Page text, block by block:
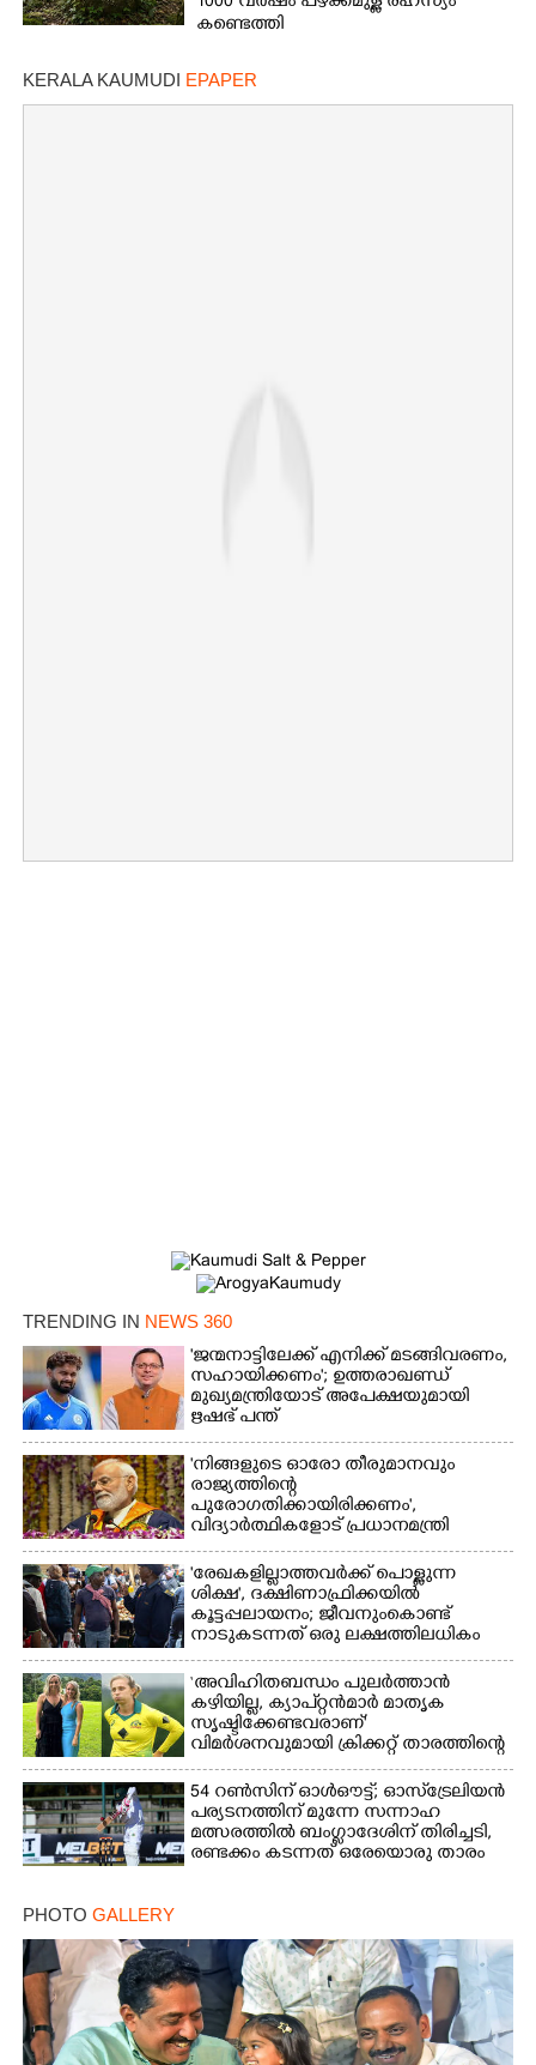
കണ്ടെത്തി
KERALA KAUMUDI EPAPER
TRENDING IN NEWS 360
'ജന്മനാട്ടിലേക്ക് എനിക്ക് മടങ്ങിവരണം,
സഹായിക്കണം'; ഉത്തരാഖണ്ഡ്
മുഖ്യമന്ത്രിയോട് അപേക്ഷയുമായി
ഋഷഭ് പന്ത്
'നിങ്ങളുടെ ഓരോ തീരുമാനവും
രാജ്യത്തിന്റെ
പുരോഗതിക്കായിരിക്കണം',​
വിദ്യാർത്ഥികളോട് പ്രധാനമന്ത്രി
'രേഖകളില്ലാത്തവർക്ക് പൊള്ളുന്ന
ശിക്ഷ', ദക്ഷിണാഫ്രിക്കയിൽ
കൂട്ടപ്പലായനം; ജീവനുംകൊണ്ട്
നാടുകടന്നത് ഒരു ലക്ഷത്തിലധികം
പേർ
‘അവിഹിതബന്ധം പുലർത്താൻ
കഴിയില്ല,​ ക്യാപ്റ്റൻമാർ മാതൃക
സൃഷ്ടിക്കേണ്ടവരാണ്'
വിമർശനവുമായി ക്രിക്കറ്റ് താരത്തിന്റെ
ഭാര്യ
54 റൺസിന് ഓൾഔട്ട്; ഓസ്‌ട്രേലിയൻ
പര്യടനത്തിന് മുന്നേ സന്നാഹ
മത്സരത്തിൽ ബംഗ്ലാദേശിന് തിരിച്ചടി,
രണ്ടക്കം കടന്നത് ഒരേയൊരു താരം
PHOTO GALLERY